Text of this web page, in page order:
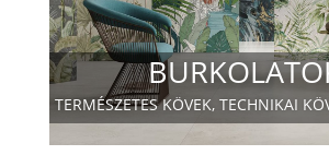
TERMÉSZETES KÖVEK, TECHNIKAI